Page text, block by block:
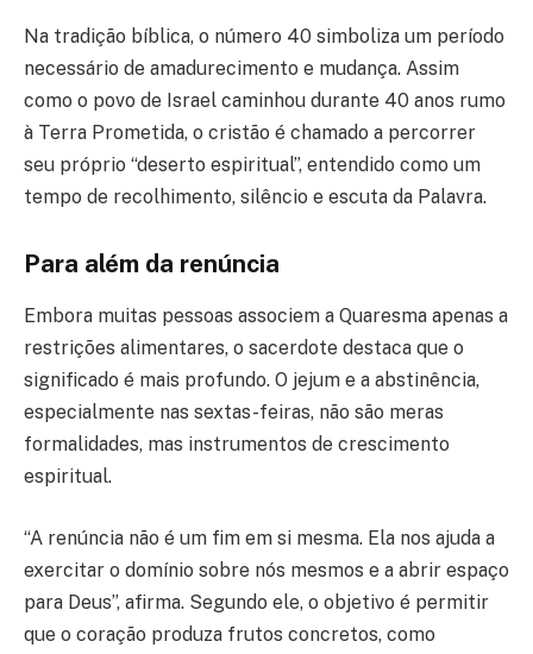
Na tradição bíblica, o número 40 simboliza um período
necessário de amadurecimento e mudança. Assim
como o povo de Israel caminhou durante 40 anos rumo
à Terra Prometida, o cristão é chamado a percorrer
seu próprio “deserto espiritual”, entendido como um
tempo de recolhimento, silêncio e escuta da Palavra.
Para além da renúncia
Embora muitas pessoas associem a Quaresma apenas a
restrições alimentares, o sacerdote destaca que o
significado é mais profundo. O jejum e a abstinência,
especialmente nas sextas-feiras, não são meras
formalidades, mas instrumentos de crescimento
espiritual.
“A renúncia não é um fim em si mesma. Ela nos ajuda a
exercitar o domínio sobre nós mesmos e a abrir espaço
para Deus”, afirma. Segundo ele, o objetivo é permitir
que o coração produza frutos concretos, como